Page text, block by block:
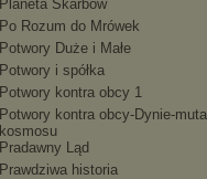
Planeta Skarbów
Po Rozum do Mrówek
Potwory Duże i Małe
Potwory i spółka
Potwory kontra obcy 1
Potwory kontra obcy-Dynie-
kosmosu
Pradawny Ląd
Prawdziwa historia